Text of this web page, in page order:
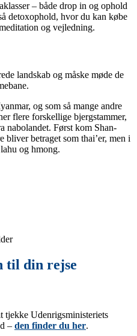
– både drop in og ophold
detoxophold, hvor du kan købe
og vejledning.
landskab og måske møde de
og som så mange andre
flere forskellige bjergstammer,
nabolandet. Først kom Shan-
betraget som thai’er, men i
og hmong.
til din rejse
tjekke Udenrigsministeriets
– den finder du her.